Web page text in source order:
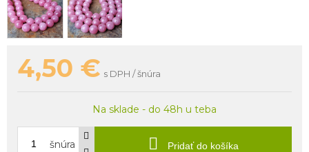
4,50 € s DPH / šnúra
Na sklade - do 48h u teba
šnúra Pridať do košíka